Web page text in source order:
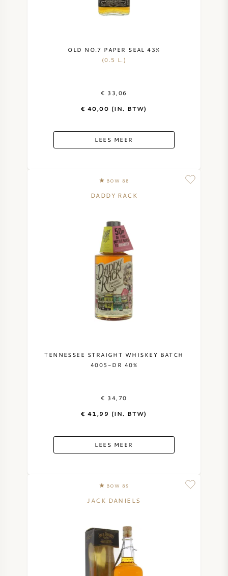
OLD NO.7 PAPER SEAL 43%
(0.5 L.)
€ 33,06
€ 40,00 (IN. BTW)
LEES MEER
BOW 88
DADDY RACK
TENNESSEE STRAIGHT WHISKEY BATCH
4005-DR 40%
€ 34,70
€ 41,99 (IN. BTW)
LEES MEER
BOW 89
JACK DANIELS